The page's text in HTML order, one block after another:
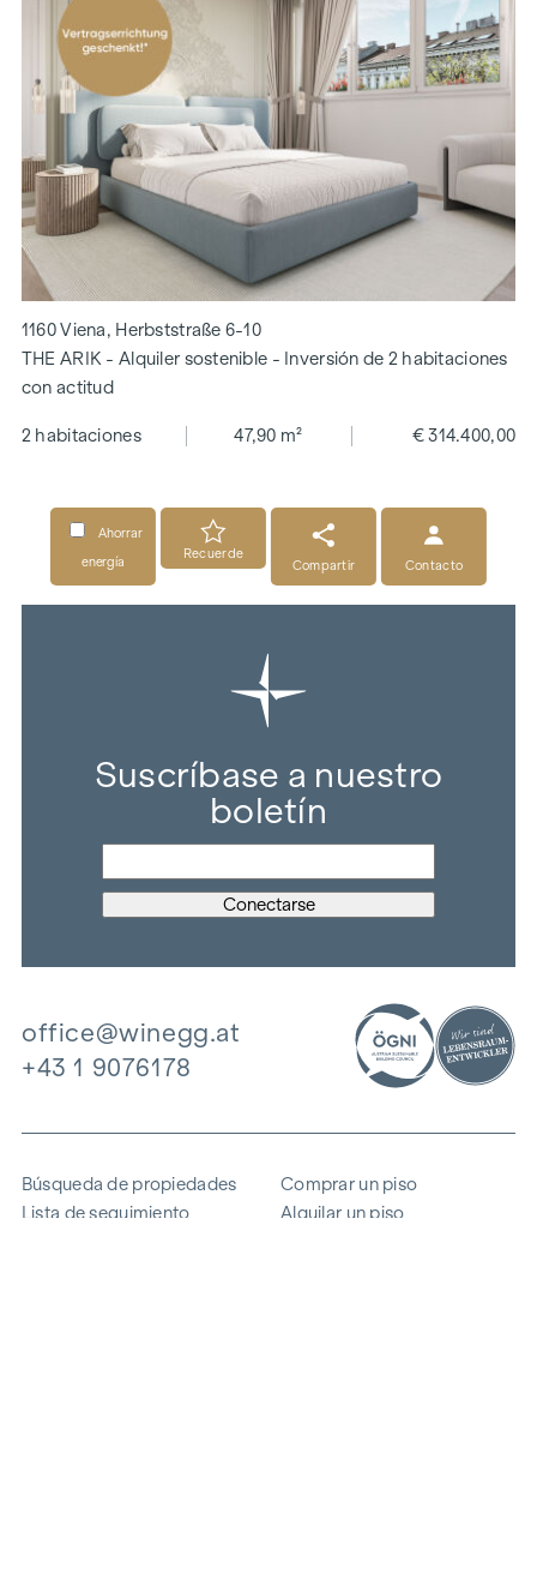
1160 Viena, Herbststraße 6-10
THE ARIK - Alquiler sostenible - Inversión de 2 habitaciones
con actitud
2 habitaciones 47,90 m² € 314.400,00
Ahorrar
energía
Recuerde
Compartir
Contacto
Suscríbase a nuestro
boletín
office@winegg.at
+43 1 9076178
Búsqueda de propiedades
Lista de seguimiento
Comprar un piso
Alquilar un piso